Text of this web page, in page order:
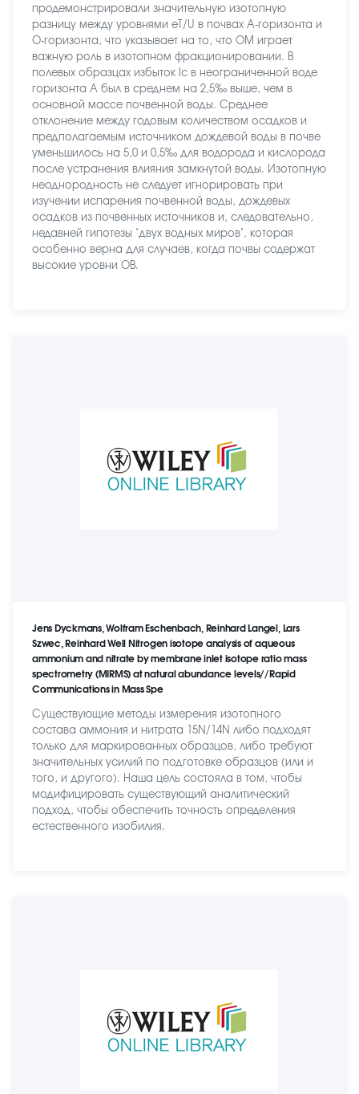
продемонстрировали значительную изотопную
разницу между уровнями eT/U в почвах A-горизонта и
O-горизонта, что указывает на то, что OM играет
важную роль в изотопном фракционировании. В
полевых образцах избыток lc в неограниченной воде
горизонта А был в среднем на 2,5‰ выше, чем в
основной массе почвенной воды. Среднее
отклонение между годовым количеством осадков и
предполагаемым источником дождевой воды в почве
уменьшилось на 5,0 и 0,5‰ для водорода и кислорода
после устранения влияния замкнутой воды. Изотопную
неоднородность не следует игнорировать при
изучении испарения почвенной воды, дождевых
осадков из почвенных источников и, следовательно,
недавней гипотезы "двух водных миров", которая
особенно верна для случаев, когда почвы содержат
высокие уровни ОВ.
Jens Dyckmans, Wolfram Eschenbach, Reinhard Langel, Lars
Szwec, Reinhard Well Nitrogen isotope analysis of aqueous
ammonium and nitrate by membrane inlet isotope ratio mass
spectrometry (MIRMS) at natural abundance levels//Rapid
Communications in Mass Spe
Существующие методы измерения изотопного
состава аммония и нитрата 15N/14N либо подходят
только для маркированных образцов, либо требуют
значительных усилий по подготовке образцов (или и
того, и другого). Наша цель состояла в том, чтобы
модифицировать существующий аналитический
подход, чтобы обеспечить точность определения
естественного изобилия.